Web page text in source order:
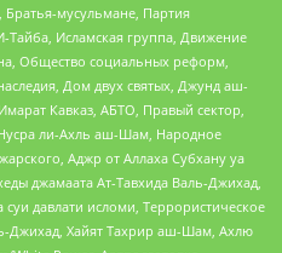
мусульмане, Партия
Исламская группа, Движение
Общество социальных реформ,
Дом двух святых, Джунд аш-
Кавказ, АБТО, Правый сектор,
ли-Ахль аш-Шам, Народное
Аджр от Аллаха Субхану уа
джамаата Ат-Тавхида Валь-Джихад,
давлати исломи, Террористическое
Джихад, Хайят Тахрир аш-Шам, Ахлю